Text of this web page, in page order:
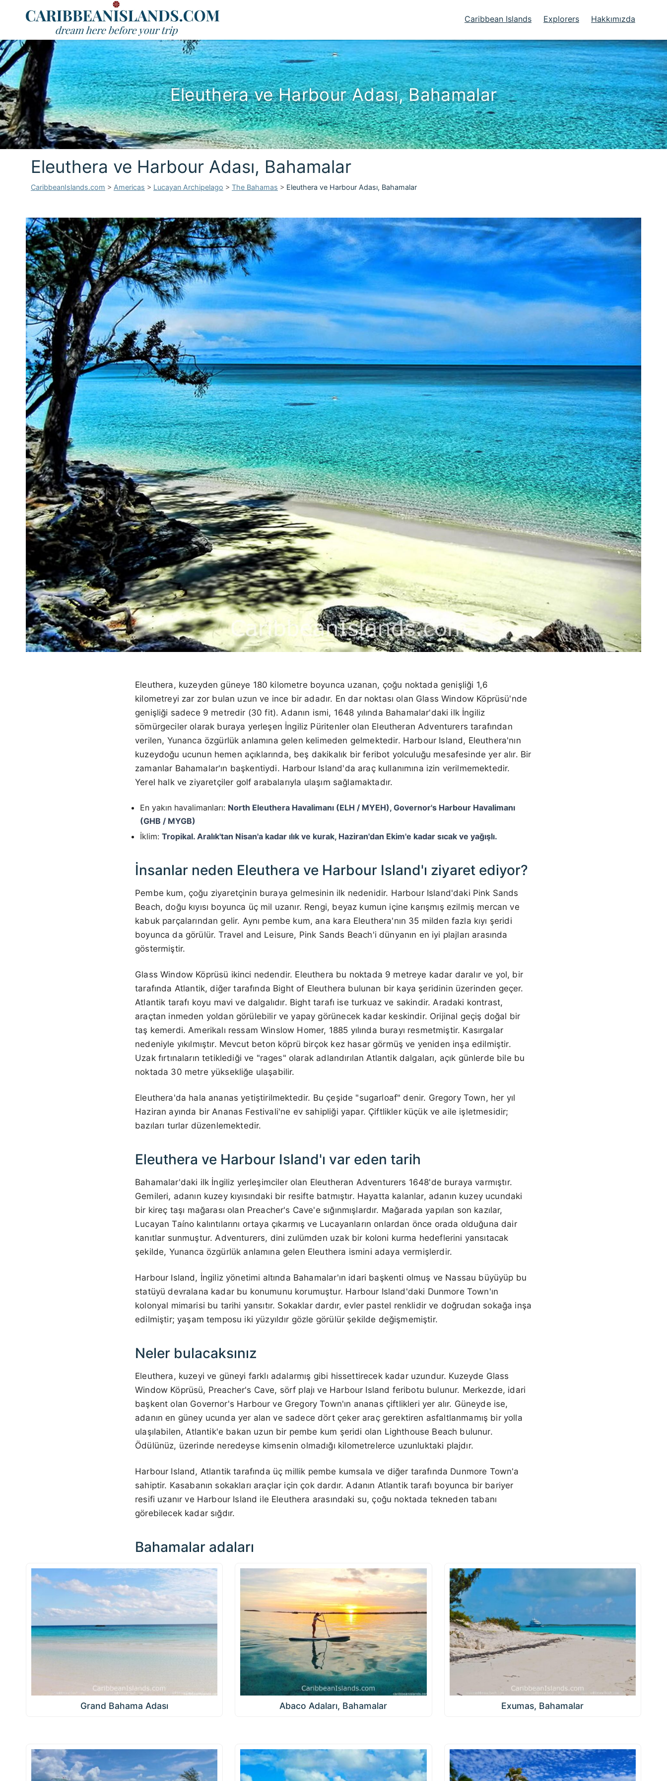
Caribbean Islands Explorers Hakkımızda
Eleuthera ve Harbour Adası, Bahamalar
Eleuthera ve Harbour Adası, Bahamalar
CaribbeanIslands.com > Americas > Lucayan Archipelago > The Bahamas > Eleuthera ve Harbour Adası, Bahamalar
Eleuthera, kuzeyden güneye 180 kilometre boyunca uzanan, çoğu noktada genişliği 1,6
kilometreyi zar zor bulan uzun ve ince bir adadır. En dar noktası olan Glass Window Köprüsü'nde
genişliği sadece 9 metredir (30 fit). Adanın ismi, 1648 yılında Bahamalar'daki ilk İngiliz
sömürgeciler olarak buraya yerleşen İngiliz Püritenler olan Eleutheran Adventurers tarafından
verilen, Yunanca özgürlük anlamına gelen kelimeden gelmektedir. Harbour Island, Eleuthera'nın
kuzeydoğu ucunun hemen açıklarında, beş dakikalık bir feribot yolculuğu mesafesinde yer alır. Bir
zamanlar Bahamalar'ın başkentiydi. Harbour Island'da araç kullanımına izin verilmemektedir.
Yerel halk ve ziyaretçiler golf arabalarıyla ulaşım sağlamaktadır.
En yakın havalimanları: North Eleuthera Havalimanı (ELH / MYEH), Governor's Harbour Havalimanı
(GHB / MYGB)
İklim: Tropikal. Aralık'tan Nisan'a kadar ılık ve kurak, Haziran'dan Ekim'e kadar sıcak ve yağışlı.
İnsanlar neden Eleuthera ve Harbour Island'ı ziyaret ediyor?
Pembe kum, çoğu ziyaretçinin buraya gelmesinin ilk nedenidir. Harbour Island'daki Pink Sands
Beach, doğu kıyısı boyunca üç mil uzanır. Rengi, beyaz kumun içine karışmış ezilmiş mercan ve
kabuk parçalarından gelir. Aynı pembe kum, ana kara Eleuthera'nın 35 milden fazla kıyı şeridi
boyunca da görülür. Travel and Leisure, Pink Sands Beach'i dünyanın en iyi plajları arasında
göstermiştir.
Glass Window Köprüsü ikinci nedendir. Eleuthera bu noktada 9 metreye kadar daralır ve yol, bir
tarafında Atlantik, diğer tarafında Bight of Eleuthera bulunan bir kaya şeridinin üzerinden geçer.
Atlantik tarafı koyu mavi ve dalgalıdır. Bight tarafı ise turkuaz ve sakindir. Aradaki kontrast,
araçtan inmeden yoldan görülebilir ve yapay görünecek kadar keskindir. Orijinal geçiş doğal bir
taş kemerdi. Amerikalı ressam Winslow Homer, 1885 yılında burayı resmetmiştir. Kasırgalar
nedeniyle yıkılmıştır. Mevcut beton köprü birçok kez hasar görmüş ve yeniden inşa edilmiştir.
Uzak fırtınaların tetiklediği ve "rages" olarak adlandırılan Atlantik dalgaları, açık günlerde bile bu
noktada 30 metre yüksekliğe ulaşabilir.
Eleuthera'da hala ananas yetiştirilmektedir. Bu çeşide "sugarloaf" denir. Gregory Town, her yıl
Haziran ayında bir Ananas Festivali'ne ev sahipliği yapar. Çiftlikler küçük ve aile işletmesidir;
bazıları turlar düzenlemektedir.
Eleuthera ve Harbour Island'ı var eden tarih
Bahamalar'daki ilk İngiliz yerleşimciler olan Eleutheran Adventurers 1648'de buraya varmıştır.
Gemileri, adanın kuzey kıyısındaki bir resifte batmıştır. Hayatta kalanlar, adanın kuzey ucundaki
bir kireç taşı mağarası olan Preacher's Cave'e sığınmışlardır. Mağarada yapılan son kazılar,
Lucayan Taíno kalıntılarını ortaya çıkarmış ve Lucayanların onlardan önce orada olduğuna dair
kanıtlar sunmuştur. Adventurers, dini zulümden uzak bir koloni kurma hedeflerini yansıtacak
şekilde, Yunanca özgürlük anlamına gelen Eleuthera ismini adaya vermişlerdir.
Harbour Island, İngiliz yönetimi altında Bahamalar'ın idari başkenti olmuş ve Nassau büyüyüp bu
statüyü devralana kadar bu konumunu korumuştur. Harbour Island'daki Dunmore Town'ın
kolonyal mimarisi bu tarihi yansıtır. Sokaklar dardır, evler pastel renklidir ve doğrudan sokağa inşa
edilmiştir; yaşam temposu iki yüzyıldır gözle görülür şekilde değişmemiştir.
Neler bulacaksınız
Eleuthera, kuzeyi ve güneyi farklı adalarmış gibi hissettirecek kadar uzundur. Kuzeyde Glass
Window Köprüsü, Preacher's Cave, sörf plajı ve Harbour Island feribotu bulunur. Merkezde, idari
başkent olan Governor's Harbour ve Gregory Town'ın ananas çiftlikleri yer alır. Güneyde ise,
adanın en güney ucunda yer alan ve sadece dört çeker araç gerektiren asfaltlanmamış bir yolla
ulaşılabilen, Atlantik'e bakan uzun bir pembe kum şeridi olan Lighthouse Beach bulunur.
Ödülünüz, üzerinde neredeyse kimsenin olmadığı kilometrelerce uzunluktaki plajdır.
Harbour Island, Atlantik tarafında üç millik pembe kumsala ve diğer tarafında Dunmore Town'a
sahiptir. Kasabanın sokakları araçlar için çok dardır. Adanın Atlantik tarafı boyunca bir bariyer
resifi uzanır ve Harbour Island ile Eleuthera arasındaki su, çoğu noktada tekneden tabanı
görebilecek kadar sığdır.
Bahamalar adaları
Grand Bahama Adası Abaco Adaları, Bahamalar Exumas, Bahamalar